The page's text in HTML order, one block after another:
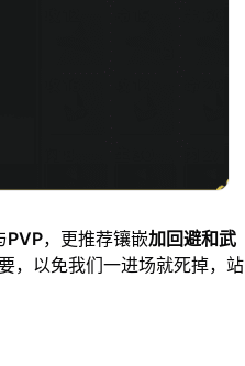
PVP，更推荐镶嵌加回避和武
，以免我们一进场就死掉，站